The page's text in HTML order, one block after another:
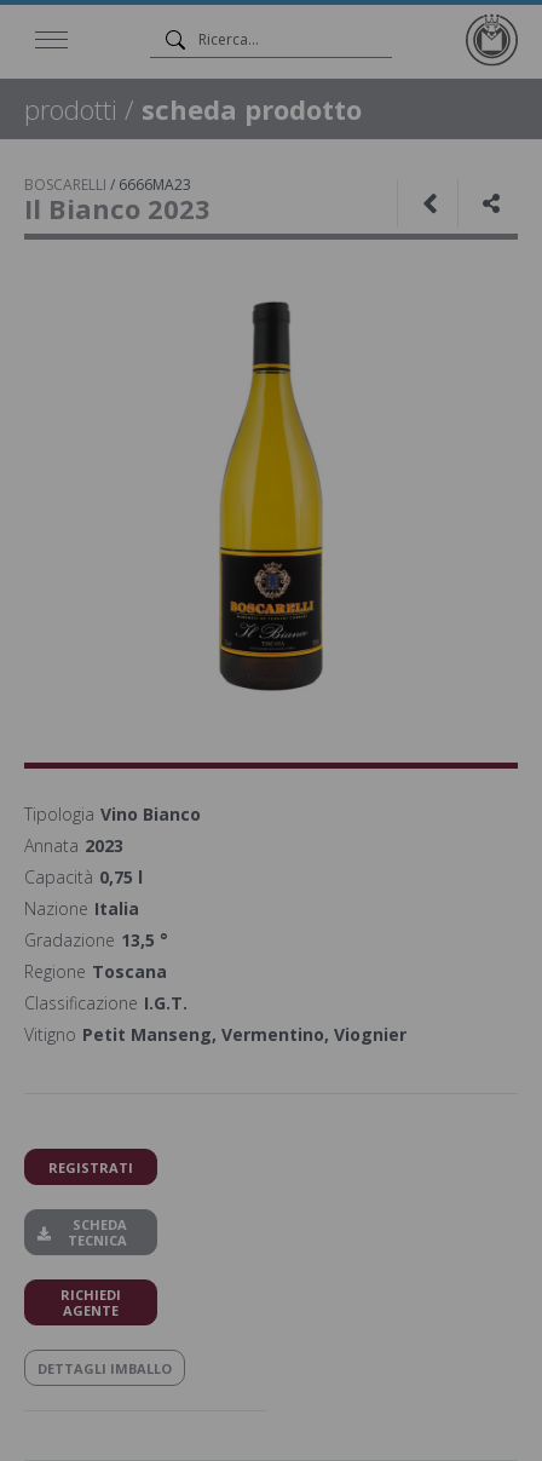
prodotti / scheda prodotto
BOSCARELLI / 6666MA23
Il Bianco 2023
Tipologia Vino Bianco
Annata 2023
Capacità 0,75 l
Nazione Italia
Gradazione 13,5 °
Regione Toscana
Classificazione I.G.T.
Vitigno Petit Manseng, Vermentino, Viognier
REGISTRATI
SCHEDA
TECNICA
RICHIEDI
AGENTE
DETTAGLI IMBALLO